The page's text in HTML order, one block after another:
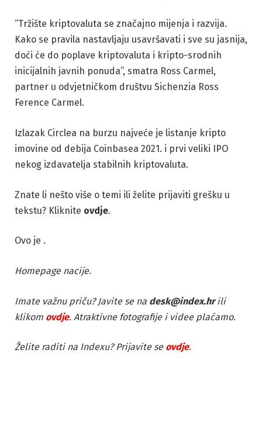
“Tržište kriptovaluta se značajno mijenja i razvija.
Kako se pravila nastavljaju usavršavati i sve su jasnija,
doći će do poplave kriptovaluta i kripto-srodnih
inicijalnih javnih ponuda”, smatra Ross Carmel,
partner u odvjetničkom društvu Sichenzia Ross
Ference Carmel.
Izlazak Circlea na burzu najveće je listanje kripto
imovine od debija Coinbasea 2021. i prvi veliki IPO
nekog izdavatelja stabilnih kriptovaluta.
Znate li nešto više o temi ili želite prijaviti grešku u
tekstu? Kliknite ovdje.
Ovo je .
Homepage nacije.
Imate važnu priču? Javite se na desk@index.hrili
klikom ovdje. Atraktivne fotografije i videe plaćamo.
Želite raditi na Indexu? Prijavite se ovdje.